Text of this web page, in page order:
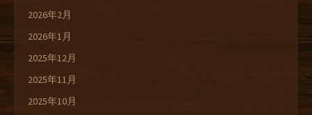
2026年2月
2026年1月
2025年12月
2025年11月
2025年10月